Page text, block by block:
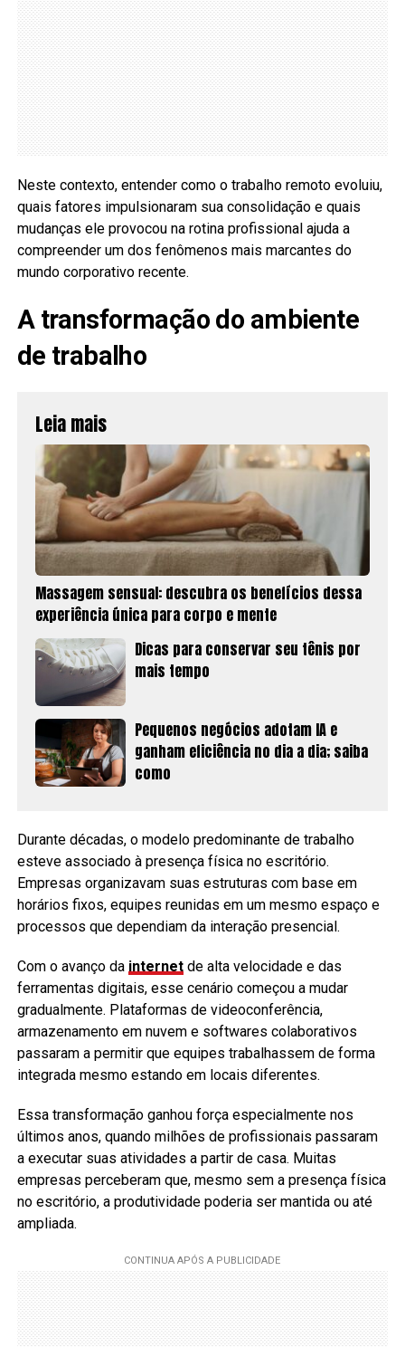
Neste contexto, entender como o trabalho remoto evoluiu,
quais fatores impulsionaram sua consolidação e quais
mudanças ele provocou na rotina profissional ajuda a
compreender um dos fenômenos mais marcantes do
mundo corporativo recente.
A transformação do ambiente
de trabalho
Leia mais
Massagem sensual: descubra os benefícios dessa
experiência única para corpo e mente
Dicas para conservar seu tênis por
mais tempo
Pequenos negócios adotam IA e
ganham eficiência no dia a dia; saiba
como
Durante décadas, o modelo predominante de trabalho
esteve associado à presença física no escritório.
Empresas organizavam suas estruturas com base em
horários fixos, equipes reunidas em um mesmo espaço e
processos que dependiam da interação presencial.
Com o avanço da internetde alta velocidade e das
ferramentas digitais, esse cenário começou a mudar
gradualmente. Plataformas de videoconferência,
armazenamento em nuvem e softwares colaborativos
passaram a permitir que equipes trabalhassem de forma
integrada mesmo estando em locais diferentes.
Essa transformação ganhou força especialmente nos
últimos anos, quando milhões de profissionais passaram
a executar suas atividades a partir de casa. Muitas
empresas perceberam que, mesmo sem a presença física
no escritório, a produtividade poderia ser mantida ou até
ampliada.